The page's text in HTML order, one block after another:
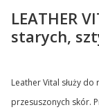
LEATHER
starych,
Leather Vital służy
przesuszonych skór.